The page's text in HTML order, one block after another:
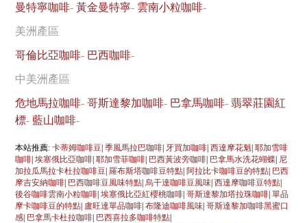
曼特寧咖啡-黃金曼特寧- 雲南小粒咖啡-
美洲產區
哥倫比亞咖啡- 巴西咖啡-
中美洲產區
危地馬拉咖啡-哥斯達黎加咖啡- 巴拿馬咖啡-翡翠莊園紅
標-藍山咖啡-
本站推薦:卡蒂姆咖啡豆 |季風馬拉巴咖啡 牙買加咖啡 |西達摩花魁 |耶加雪啡
咖啡 |埃塞俄比亞咖啡 |耶加雪菲咖啡 巴西黃波旁咖啡 巴拿馬水洗花蝴蝶 尼
加拉瓜馬拉卡杜拉咖啡豆 |羅布斯塔咖啡豆特點 阿拉比卡咖啡豆的特點 巴西
摩吉安納咖啡 巴西咖啡豆風味特點 |烏干達咖啡豆風味 |西達摩咖啡豆特點
後谷咖啡雲南小粒咖啡 |埃塞俄比亞紅櫻桃咖啡 |哥斯達黎加塔拉珠咖啡 |單品
摩卡咖啡豆的特點 盧旺達單品咖啡 |布隆迪咖啡風味 |哥斯達黎加咖啡黑蜜口
感 巴拿馬卡杜拉咖啡 巴西喜拉多咖啡特點